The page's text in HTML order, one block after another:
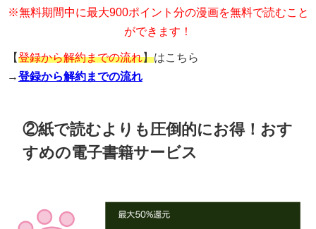
※無料期間中に最大900ポイント分の漫画を無料で読むこと
ができます！
【登録から解約までの流れ】はこちら
→登録から解約までの流れ
②紙で読むよりも圧倒的にお得！おす
すめの電子書籍サービス